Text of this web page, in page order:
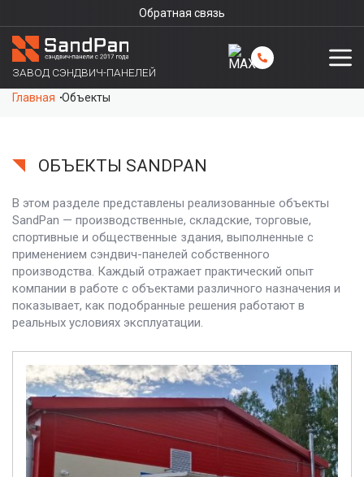
ЗАВОД СЭНДВИЧ-ПАНЕЛЕЙ
Обратная связь
Главная Объекты
ОБЪЕКТЫ SANDPAN
В этом разделе представлены реализованные объекты
SandPan — производственные, складские, торговые,
спортивные и общественные здания, выполненные с
применением сэндвич-панелей собственного
производства. Каждый отражает практический опыт
компании в работе с объектами различного назначения и
показывает, как подобранные решения работают в
реальных условиях эксплуатации.